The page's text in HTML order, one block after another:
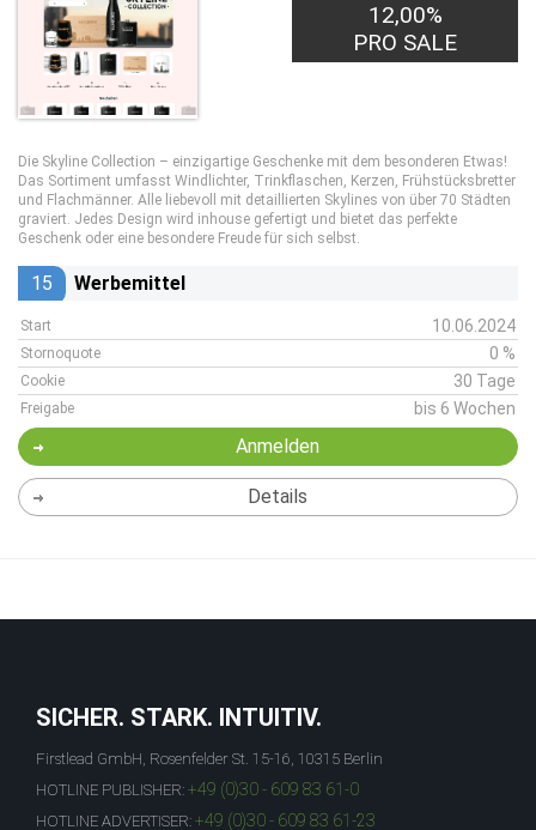
12,00%
PRO SALE
Die Skyline Collection – einzigartige Geschenke mit dem besonderen Etwas!
Das Sortiment umfasst Windlichter, Trinkflaschen, Kerzen, Frühstücksbretter
und Flachmänner. Alle liebevoll mit detaillierten Skylines von über 70 Städten
graviert. Jedes Design wird inhouse gefertigt und bietet das perfekte
Geschenk oder eine besondere Freude für sich selbst.
15 Werbemittel
Start 10.06.2024
Stornoquote 0 %
Cookie 30 Tage
Freigabe bis 6 Wochen
Anmelden
Details
SICHER. STARK. INTUITIV.
Firstlead GmbH, Rosenfelder St. 15-16, 10315 Berlin
HOTLINE PUBLISHER: +49 (0)30 - 609 83 61-0
HOTLINE ADVERTISER: +49 (0)30 - 609 83 61-23